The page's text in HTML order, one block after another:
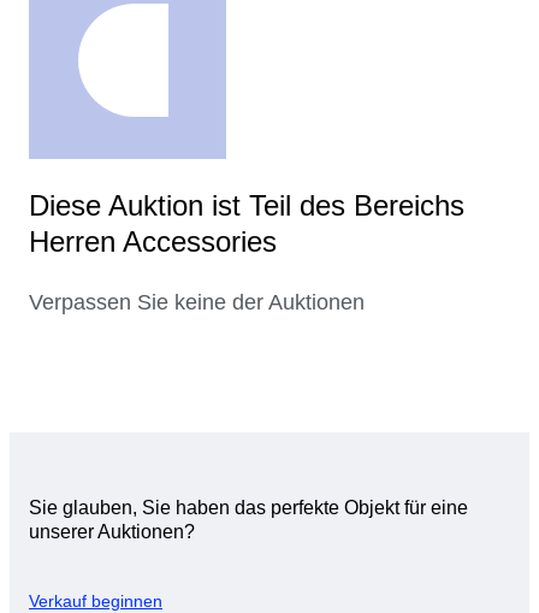
Diese Auktion ist Teil des Bereichs
Herren Accessories
Verpassen Sie keine der Auktionen
Sie glauben, Sie haben das perfekte Objekt für eine
unserer Auktionen?
Verkauf beginnen